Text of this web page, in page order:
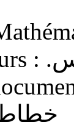
: